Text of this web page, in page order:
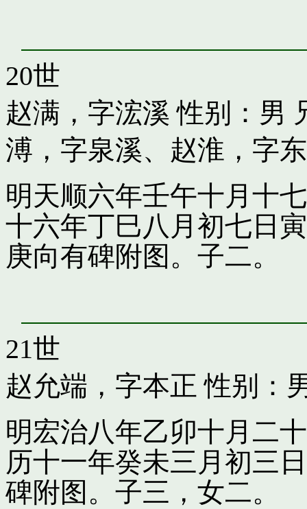
20世
赵满，字浤溪 性别：男
溥，字泉溪、 赵淮，字
明天顺六年壬午十月十
十六年丁巳八月初七日
庚向有碑附图。子二。
21世
赵允端，字本正 性别：
明宏治八年乙卯十月二
历十一年癸未三月初三
碑附图。子三，女二。